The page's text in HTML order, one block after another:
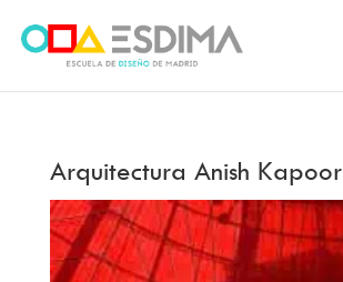
Arquitectura Anish Kapoor